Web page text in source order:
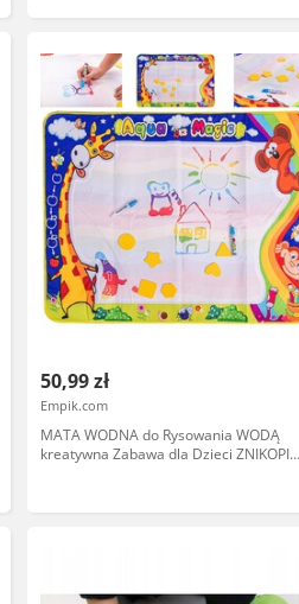
50,99 zł
Empik.com
MATA WODNA do Rysowania WODĄ
kreatywna Zabawa dla Dzieci ZNIKOPIS